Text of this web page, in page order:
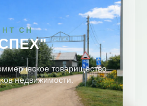
СН
товарищество
недвижимости.